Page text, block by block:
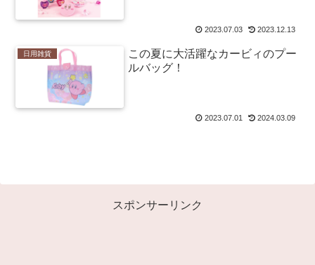
2023.07.03 2023.12.13
日用雑貨
この夏に大活躍なカービィのプー
ルバッグ！
2023.07.01 2024.03.09
スポンサーリンク